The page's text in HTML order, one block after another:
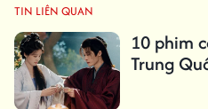
TIN LIÊN QUAN
10 phim
Trung